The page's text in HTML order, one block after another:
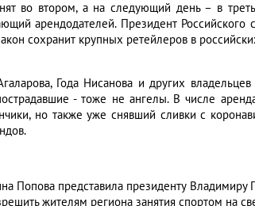
во втором, а на следующий день – в
арендодателей. Президент Российского
сохранит крупных ретейлеров в
Года Нисанова и других
- тоже не ангелы. В числе
но также уже снявший сливки с
Попова представила президенту Владимиру
жителям региона занятия спортом на